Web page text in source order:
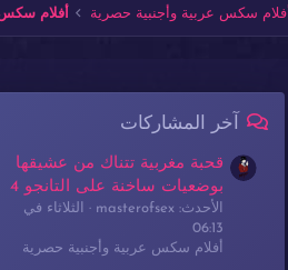
أفلام سكس عربية وأجنبية حصرية أفلام
آخر المشاركات
قحبة مغربية تتناك من عشيقها
بوضعيات ساخنة على التانجو 4
الأحدث: masterofsex
الثلاثاء في
06:13
أفلام سكس عربية وأجنبية حصرية